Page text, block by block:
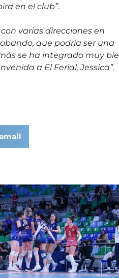
en el club”.
varias direcciones en
que podría ser una
se ha integrado muy
a El Ferial, Jessica”.